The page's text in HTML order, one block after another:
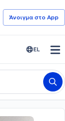
Άνοιγμα στο App
EL